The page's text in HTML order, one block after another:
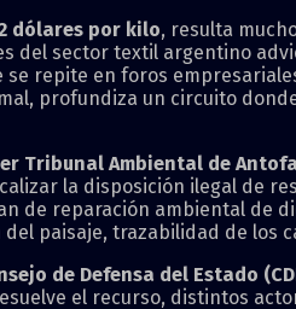
dólares por kilo, resulta
del sector textil argentino
repite en foros
profundiza un circuito
Tribunal Ambiental de
la disposición ilegal de
de reparación ambiental de
paisaje, trazabilidad de los
de Defensa del Estado
el recurso, distintos